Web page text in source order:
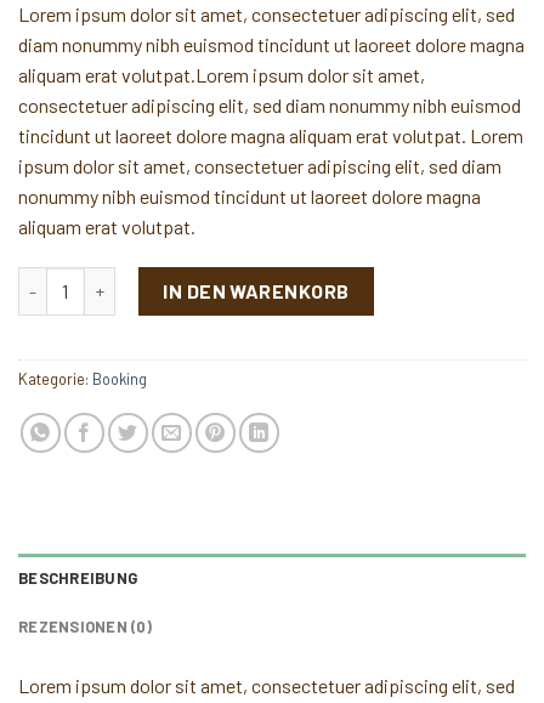
Lorem ipsum dolor sit amet, consectetuer adipiscing elit, sed
diam nonummy nibh euismod tincidunt ut laoreet dolore magna
aliquam erat volutpat.Lorem ipsum dolor sit amet,
consectetuer adipiscing elit, sed diam nonummy nibh euismod
tincidunt ut laoreet dolore magna aliquam erat volutpat. Lorem
ipsum dolor sit amet, consectetuer adipiscing elit, sed diam
nonummy nibh euismod tincidunt ut laoreet dolore magna
aliquam erat volutpat.
IN DEN WARENKORB
Kategorie: Booking
BESCHREIBUNG
REZENSIONEN (0)
Lorem ipsum dolor sit amet, consectetuer adipiscing elit, sed